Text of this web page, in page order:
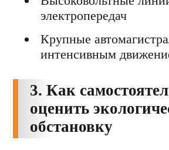
электропередач
Крупные
интенсивным
3. Как
оценить
обстановку